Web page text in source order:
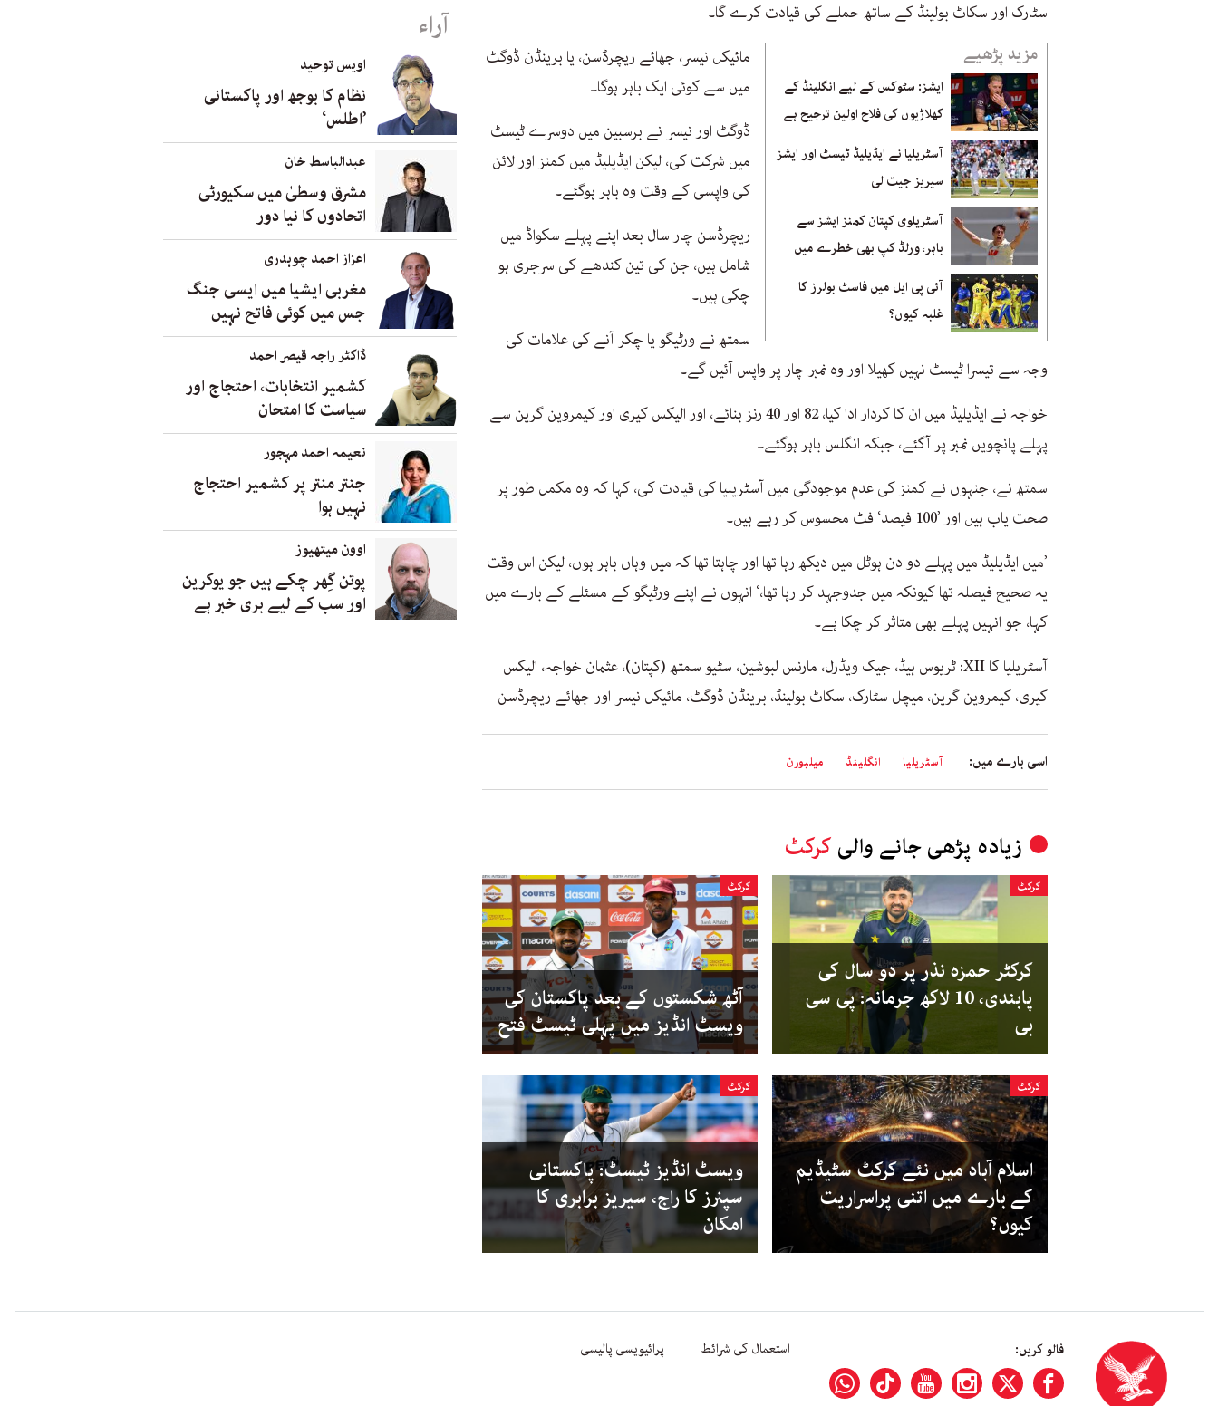
سٹارک اور سکاٹ بولینڈ کے ساتھ حملے کی قیادت کرے گا۔
مزید پڑھیے
ایشز: سٹوکس کے لیے انگلینڈ کے
کھلاڑیوں کی فلاح اولین ترجیح ہے
آسٹریلیا نے ایڈیلیڈ ٹیسٹ اور ایشز
سیریز جیت لی
آسٹریلوی کپتان کمنز ایشز سے
باہر، ورلڈ کپ بھی خطرے میں
آئی پی ایل میں فاسٹ بولرز کا
غلبہ کیوں؟
مائیکل نیسر، جھائے ریچرڈسن، یا برینڈن ڈوگٹ
میں سے کوئی ایک باہر ہوگا۔
ڈوگٹ اور نیسر نے برسبین میں دوسرے ٹیسٹ
میں شرکت کی، لیکن ایڈیلیڈ میں کمنز اور لائن
کی واپسی کے وقت وہ باہر ہوگئے۔
ریچرڈسن چار سال بعد اپنے پہلے سکواڈ میں
شامل ہیں، جن کی تین کندھے کی سرجری ہو
چکی ہیں۔
سمتھ نے ورٹیگو یا چکر آنے کی علامات کی
وجہ سے تیسرا ٹیسٹ نہیں کھیلا اور وہ نمبر چار پر واپس آئیں گے۔
خواجہ نے ایڈیلیڈ میں ان کا کردار ادا کیا، 82 اور 40 رنز بنائے، اور الیکس کیری اور کیمروین گرین سے
پہلے پانچویں نمبر پر آگئے، جبکہ انگلس باہر ہوگئے۔
سمتھ نے، جنہوں نے کمنز کی عدم موجودگی میں آسٹریلیا کی قیادت کی، کہا کہ وہ مکمل طور پر
صحت یاب ہیں اور ’100 فیصد‘ فٹ محسوس کر رہے ہیں۔
’میں ایڈیلیڈ میں پہلے دو دن ہوٹل میں دیکھ رہا تھا اور چاہتا تھا کہ میں وہاں باہر ہوں، لیکن اس وقت
یہ صحیح فیصلہ تھا کیونکہ میں جدوجہد کر رہا تھا،‘ انہوں نے اپنے ورٹیگو کے مسئلے کے بارے میں
کہا، جو انہیں پہلے بھی متاثر کر چکا ہے۔
آسٹریلیا کا XII: ٹریوس ہیڈ، جیک ویڈرل، مارنس لبوشین، سٹیو سمتھ (کپتان)، عثمان خواجہ، الیکس
کیری، کیمروین گرین، میچل سٹارک، سکاٹ بولینڈ، برینڈن ڈوگٹ، مائیکل نیسر اور جھائے ریچرڈسن
اسی بارے میں: آسٹریلیا انگلینڈ میلبورن
زیادہ پڑھی جانے والی کرکٹ
کرکٹ
کرکٹر حمزہ نذر پر دو سال کی
پابندی، 10 لاکھ جرمانہ: پی سی
بی
کرکٹ
آٹھ شکستوں کے بعد پاکستان کی
ویسٹ انڈیز میں پہلی ٹیسٹ فتح
کرکٹ
اسلام آباد میں نئے کرکٹ سٹیڈیم
کے بارے میں اتنی پراسراریت
کیوں؟
کرکٹ
ویسٹ انڈیز ٹیسٹ: پاکستانی
سپنرز کا راج، سیریز برابری کا
امکان
آراء
اویس توحید
نظام کا بوجھ اور پاکستانی
’اطلس‘
عبدالباسط خان
مشرق وسطیٰ میں سکیورٹی
اتحادوں کا نیا دور
اعزاز احمد چوہدری
مغربی ایشیا میں ایسی جنگ
جس میں کوئی فاتح نہیں
ڈاکٹر راجہ قیصر احمد
کشمیر انتخابات، احتجاج اور
سیاست کا امتحان
نعیمہ احمد مہجور
جنتر منتر پر کشمیر احتجاج
نہیں ہوا
اوون میتھیوز
پوتن گِھر چکے ہیں جو یوکرین
اور سب کے لیے بری خبر ہے
فالو کریں: استعمال کی شرائط پرائیویسی پالیسی